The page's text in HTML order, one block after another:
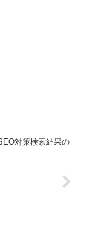
対策検索結果の